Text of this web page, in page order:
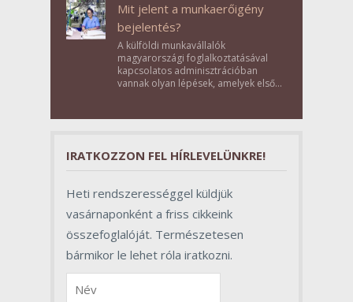
Mit jelent a munkaerőigény
bejelentés?
A külföldi munkavállalók
magyarországi foglalkoztatásával
kapcsolatos adminisztrációban
vannak olyan lépések, amelyek első
szerepet töltenek be az egész
IRATKOZZON FEL HÍRLEVELÜNKRE!
Heti rendszerességgel küldjük
vasárnaponként a friss cikkeink
összefoglalóját. Természetesen
bármikor le lehet róla iratkozni.